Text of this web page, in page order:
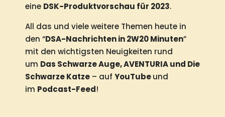
eine DSK-Produktvorschau für 2023.
All das und viele weitere Themen heute in
den “DSA-Nachrichten in 2W20 Minuten”
mit den wichtigsten Neuigkeiten rund
um Das Schwarze Auge, AVENTURIA und Die
Schwarze Katze– auf YouTubeund
im Podcast-Feed!